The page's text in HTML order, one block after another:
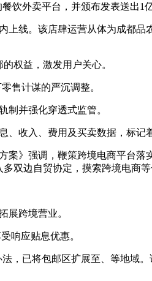
外卖平台，并颁布发表送出1
线。该店肆运营从体为成都品
权益，激发用户关心。
售计谋的严沉调整。
并强化穿透式监管。
收入、费用及买卖数据，标记
》强调，鞭策跨境电商平台落
双边自贸协定，摸索跨境电商等
跨境营业。
响应贴息优惠。
已将包邮区扩展至、等地域。